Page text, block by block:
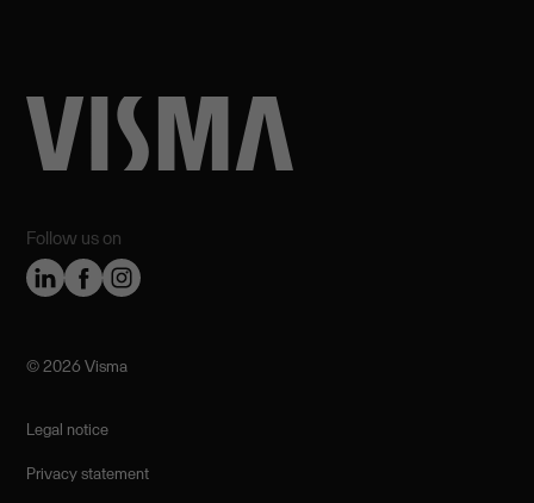
Follow us on
©️ 2026 Visma
Legal notice
Privacy statement